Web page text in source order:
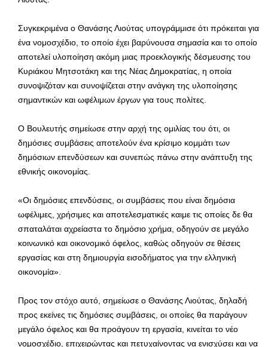
Συγκεκριμένα ο Θανάσης Λιούτας υπογράμμισε ότι πρόκειται για
ένα νομοσχέδιο, το οποίο έχει βαρύνουσα σημασία και το οποίο
αποτελεί υλοποίηση ακόμη μιας προεκλογικής δέσμευσης του
Κυριάκου Μητσοτάκη και της Νέας Δημοκρατίας, η οποία
συνοψιζόταν και συνοψίζεται στην ανάγκη της υλοποίησης
σημαντικών και ωφέλιμων έργων για τους πολίτες.
Ο Βουλευτής σημείωσε στην αρχή της ομιλίας του ότι, οι
δημόσιες συμβάσεις αποτελούν ένα κρίσιμο κομμάτι των
δημόσιων επενδύσεων και συνεπώς πάνω στην ανάπτυξη της
εθνικής οικονομίας.
«Οι δημόσιες επενδύσεις, οι συμβάσεις που είναι δημόσια
ωφέλιμες, χρήσιμες και αποτελεσματικές καιμε τις οποίες δε θα
σπαταλάται αχρείαστα το δημόσιο χρήμα, οδηγούν σε μεγάλο
κοινωνικό και οικονομικό όφελος, καθώς οδηγούν σε θέσεις
εργασίας και στη δημιουργία εισοδήματος για την ελληνική
οικονομία».
Προς τον στόχο αυτό, σημείωσε ο Θανάσης Λιούτας, δηλαδή
προς εκείνες τις δημόσιες συμβάσεις, οι οποίες θα παράγουν
μεγάλο όφελος και θα προάγουν τη εργασία, κινείται το νέο
νομοσχέδιο, επιχειρώντας και πετυχαίνοντας να ενισχύσει και να